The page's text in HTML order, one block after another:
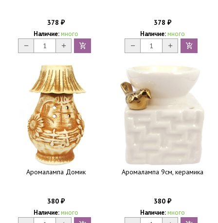
378 ₽
Наличие: много
378 ₽
Наличие: много
Аромалампа Домик
380 ₽
Наличие: много
Аромалампа 9см, керамика
380 ₽
Наличие: много